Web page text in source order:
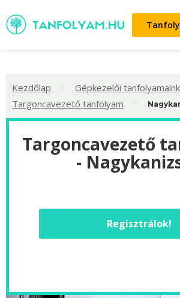
Kezdőlap Gépkezelői tanfolyamaink
Targoncavezető tanfolyam
Targoncavezető
-
Regisztrálok!